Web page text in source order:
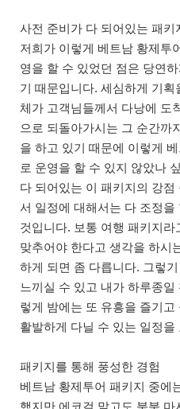
사전 준비가 다 되어있는 패키
저희가 이렇게 베트남 황제투
영을 할 수 있었던 점은 당연
기 때문입니다. 세심하게 기
체가 고객님들께서 다낭에 도
으로 되돌아가시는 그 순간까
을 하고 있기 때문에 이렇게
로 운영을 할 수 있지 않았나
다 되어있는 이 패키지의 강
서 일정에 대해서는 다 조정
것입니다. 보통 여행 패키지
맞추어야 한다고 생각을 하시
하게 되면 좀 다릅니다. 그렇
느끼실 수 있고 내가 하루종
렇게 밤에는 또 유흥을 즐기
활발하게 다닐 수 있는 일정
패키지를 통해 풍성한 경험
베트남 황제투어 패키지 중에
했지만 에코걸 말고도 붐붐